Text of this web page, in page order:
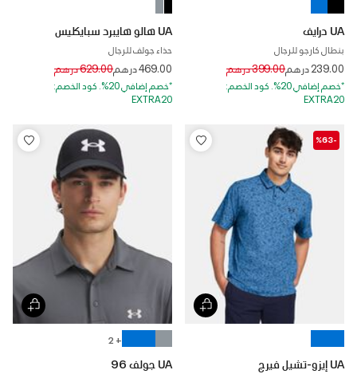
UA درايف
بنطال كارجو للرجال
239.00 درهم Price reduced from
399.00 درهم to
*خصم إضافي 20%. كود الخصم:
EXTRA20
UA هالو هايبرد سبايكليس
حذاء جولف للرجال
469.00 درهم Price reduced from
629.00 درهم to
*خصم إضافي 20%. كود الخصم:
EXTRA20
-%63
UA إيزو-تشيل فيرج
+ 2
UA جولف 96